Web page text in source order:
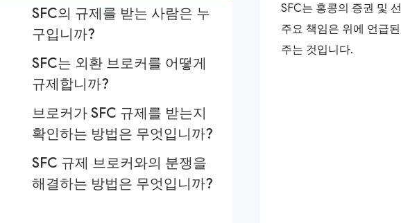
SFC의 규제를 받는 사람은 누
구입니까?
SFC는 외환 브로커를 어떻게
규제합니까?
브로커가 SFC 규제를 받는지
확인하는 방법은 무엇입니까?
SFC 규제 브로커와의 분쟁을
해결하는 방법은 무엇입니까?
SFC는 홍콩의 증권 및
주요 책임은 위에 언급
주는 것입니다.